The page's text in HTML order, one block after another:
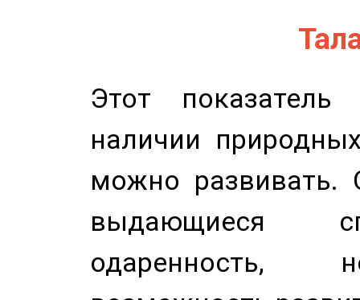
Этот показатель
наличии
можно развивать.
выдающиеся
одаренность,